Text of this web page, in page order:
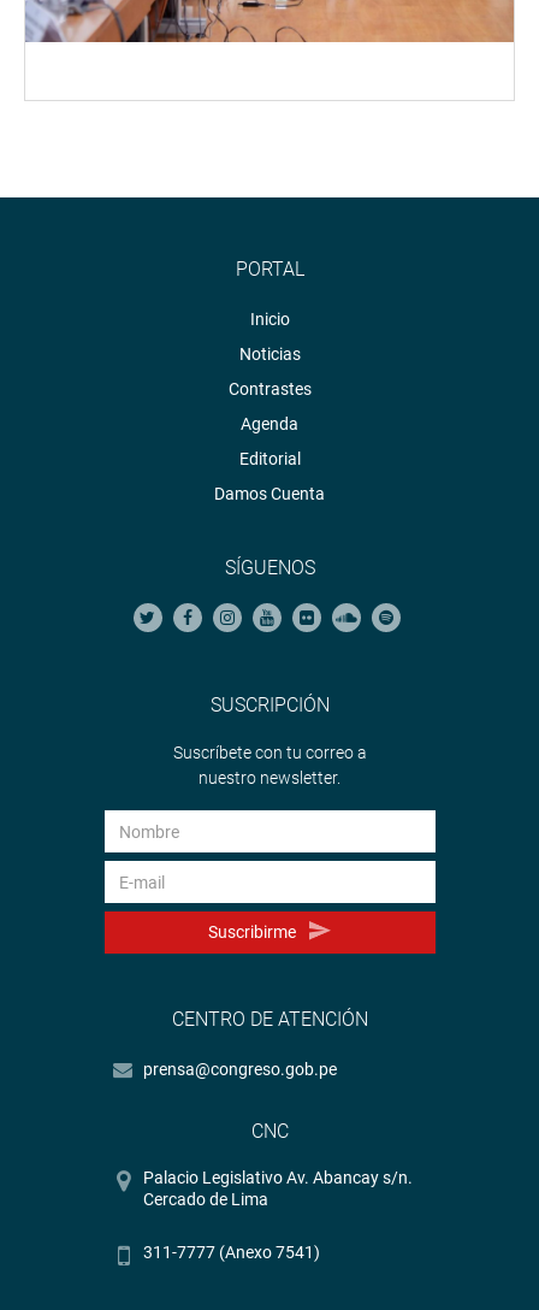
PORTAL
Inicio
Noticias
Contrastes
Agenda
Editorial
Damos Cuenta
SÍGUENOS
SUSCRIPCIÓN
Suscríbete con tu correo a
nuestro newsletter.
Suscribirme
CENTRO DE ATENCIÓN
prensa@congreso.gob.pe
CNC
Palacio Legislativo Av. Abancay s/n.
Cercado de Lima
311-7777 (Anexo 7541)